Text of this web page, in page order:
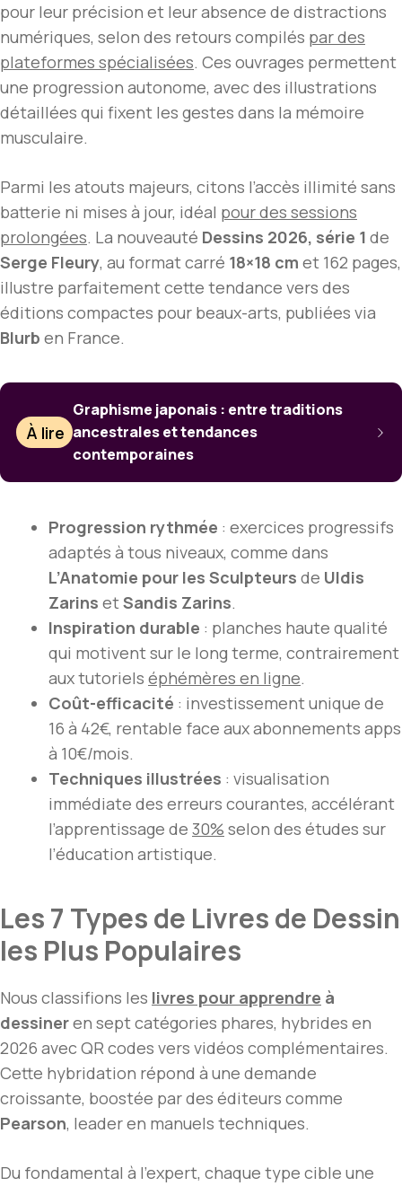
pour leur précision et leur absence de distractions
numériques, selon des retours compilés par des
plateformes spécialisées. Ces ouvrages permettent
une progression autonome, avec des illustrations
détaillées qui fixent les gestes dans la mémoire
musculaire.
Parmi les atouts majeurs, citons l’accès illimité sans
batterie ni mises à jour, idéal pour des sessions
prolongées. La nouveauté Dessins 2026, série 1 de
Serge Fleury, au format carré 18×18 cm et 162 pages,
illustre parfaitement cette tendance vers des
éditions compactes pour beaux-arts, publiées via
Blurb en France.
À lire
Graphisme japonais : entre traditions
ancestrales et tendances
contemporaines
Progression rythmée : exercices progressifs
adaptés à tous niveaux, comme dans
L’Anatomie pour les Sculpteurs de Uldis
Zarins etSandis Zarins.
Inspiration durable : planches haute qualité
qui motivent sur le long terme, contrairement
aux tutoriels éphémères en ligne.
Coût-efficacité : investissement unique de
16 à 42€, rentable face aux abonnements apps
à 10€/mois.
Techniques illustrées : visualisation
immédiate des erreurs courantes, accélérant
l’apprentissage de 30% selon des études sur
l’éducation artistique.
Les 7 Types de Livres de Dessin
les Plus Populaires
Nous classifions les livres pour apprendre à
dessineren sept catégories phares, hybrides en
2026 avec QR codes vers vidéos complémentaires.
Cette hybridation répond à une demande
croissante, boostée par des éditeurs comme
Pearson, leader en manuels techniques.
Du fondamental à l’expert, chaque type cible une